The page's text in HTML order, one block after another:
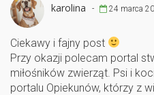
karolina - 24 marca
Ciekawy i fajny post
Przy okazji polecam portal
miłośników zwierząt. Psi i
portalu Opiekunów, którzy z